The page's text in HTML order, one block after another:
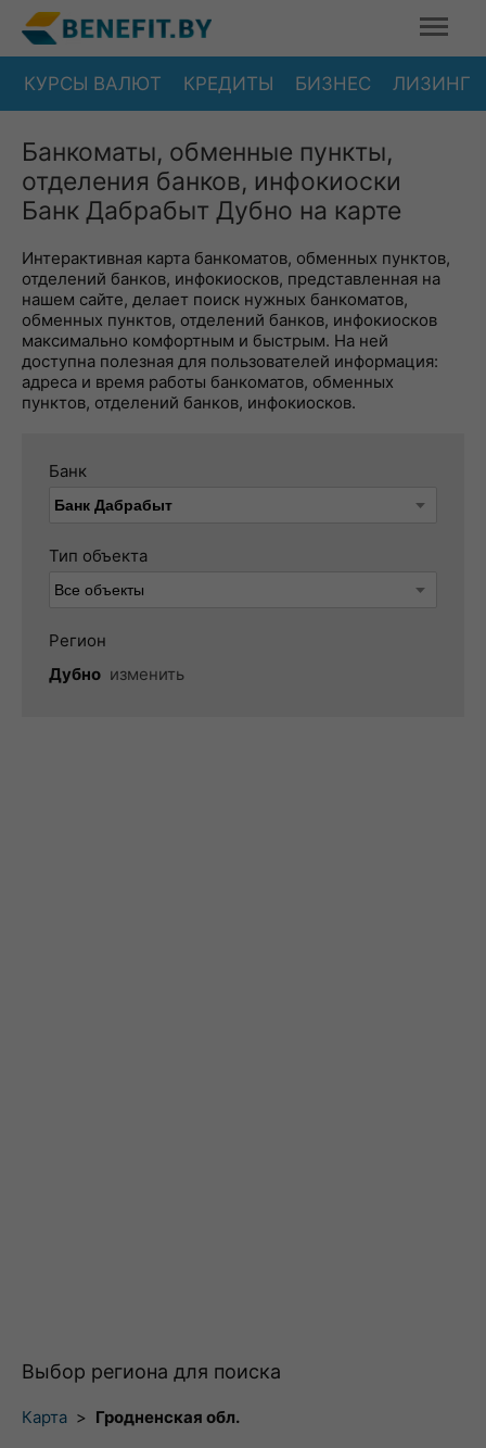
КУРСЫ ВАЛЮТ КРЕДИТЫ БИЗНЕС ЛИЗИНГ
Банкоматы, обменные пункты,
отделения банков, инфокиоски
Банк Дабрабыт Дубно на карте
Интерактивная карта банкоматов, обменных пунктов,
отделений банков, инфокиосков, представленная на
нашем сайте, делает поиск нужных банкоматов,
обменных пунктов, отделений банков, инфокиосков
максимально комфортным и быстрым. На ней
доступна полезная для пользователей информация:
адреса и время работы банкоматов, обменных
пунктов, отделений банков, инфокиосков.
Банк
Тип объекта
Регион
Дубно изменить
Выбор региона для поиска
Карта > Гродненская обл.